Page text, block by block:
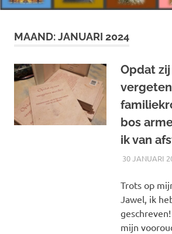
…
MAAND:JANUARI 2024
Opdat
bos
ik van
30 JANUARI
Trots op
Jawel, ik
mijn